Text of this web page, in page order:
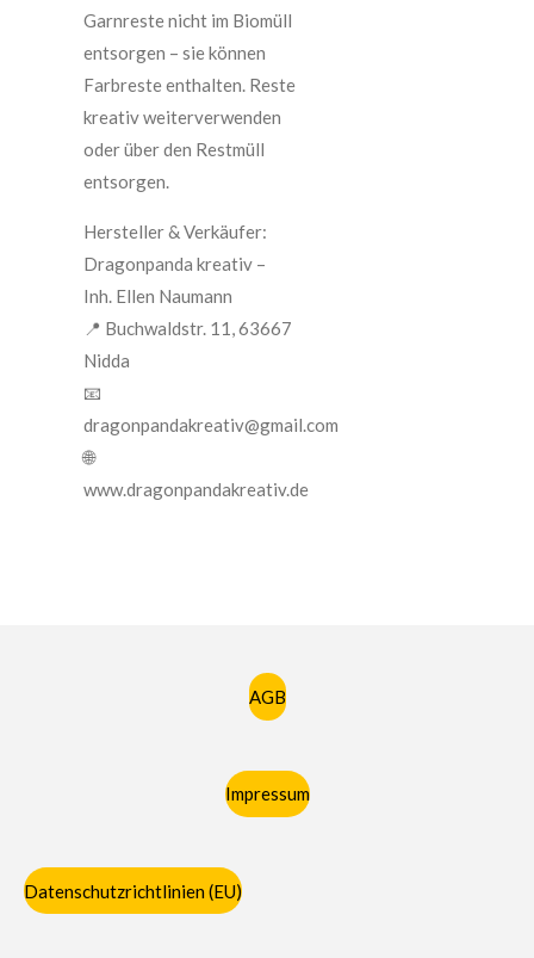
Garnreste nicht im Biomüll
entsorgen – sie können
Farbreste enthalten. Reste
kreativ weiterverwenden
oder über den Restmüll
entsorgen.
Hersteller & Verkäufer:
Dragonpanda kreativ –
Inh. Ellen Naumann
📍 Buchwaldstr. 11, 63667
Nidda
📧
dragonpandakreativ@gmail.com
🌐
www.dragonpandakreativ.de
AGB
Impressum
Datenschutzrichtlinien (EU)